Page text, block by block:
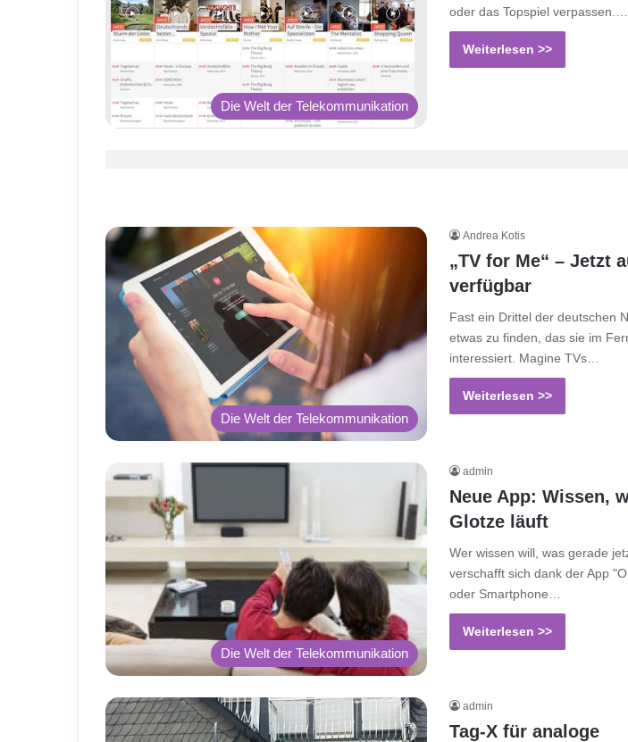
Die Welt der Telekommunikation
oder das Topspiel verpassen.…
Weiterlesen >>
Die Welt der Telekommunikation
Andrea Kotis
„TV for Me“ – Jetzt
verfügbar
Fast ein Drittel der deutschen
etwas zu finden, das sie im
interessiert. Magine TVs…
Weiterlesen >>
Die Welt der Telekommunikation
admin
Neue App: Wissen,
Glotze läuft
Wer wissen will, was gerade
verschafft sich dank der App
oder Smartphone…
Weiterlesen >>
admin
Tag-X für analoge